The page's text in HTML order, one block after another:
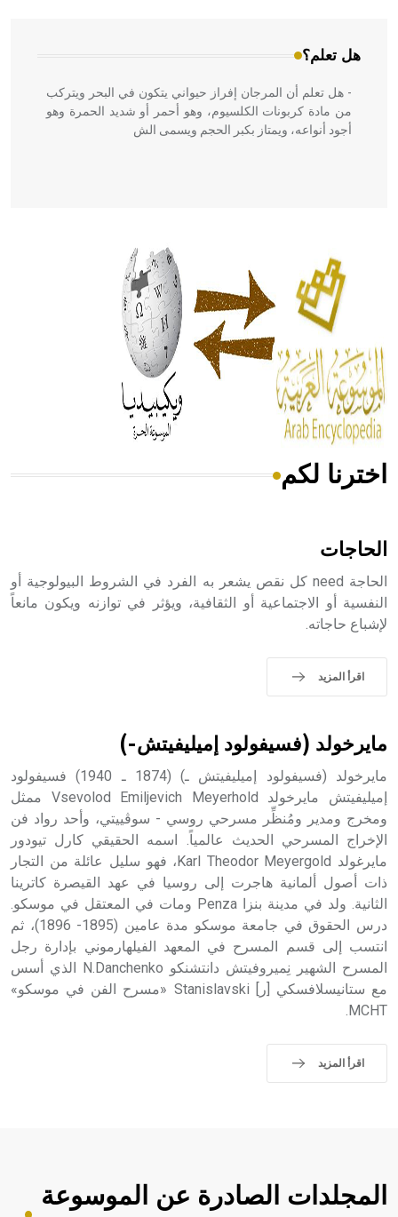
هل تعلم؟
- هل تعلم أن المرجان إفراز حيواني يتكون في البحر ويتركب
من مادة كربونات الكلسيوم، وهو أحمر أو شديد الحمرة وهو
أجود أنواعه، ويمتاز بكبر الحجم ويسمى الش
أثرياً يستخدم في العمارة عموماً وفي العمارة الدينية الخاصة
بالكنائس خصوصاً، وفي الإنكليزية أب
- هل تعلم أن أبجر Abgar اسم معروف جيداً يعود إلى عدد من
الملوك الذين حكموا مدينة إديسا (الرها) من أبجر الأول وحتى
التاسع، وهم ينتسبون إلى أسرة أوسروين
اخترنا لكم
الحاجات
الحاجة need كل نقص يشعر به الفرد في الشروط البيولوجية أو
النفسية أو الاجتماعية أو الثقافية، ويؤثر في توازنه ويكون مانعاً
لإشباع حاجاته.
اقرأ المزيد
مايرخولد (فسيفولود إميليفيتش-)
مايرخولد (فسيفولود إميليفيتش ـ) (1874 ـ 1940) فسيفولود
إميليفيتش مايرخولد Vsevolod Emiljevich Meyerhold ممثل
ومخرج ومدير ومُنظِّر مسرحي روسي - سوڤييتي، وأحد رواد فن
الإخراج المسرحي الحديث عالمياً. اسمه الحقيقي كارل تيودور
مايرغولد Karl Theodor Meyergold، فهو سليل عائلة من التجار
ذات أصول ألمانية هاجرت إلى روسيا في عهد القيصرة كاترينا
الثانية. ولد في مدينة بنزا Penza ومات في المعتقل في موسكو.
درس الحقوق في جامعة موسكو مدة عامين (1895- 1896)، ثم
انتسب إلى قسم المسرح في المعهد الفيلهارموني بإدارة رجل
المسرح الشهير نِميروفيتش دانتشنكو N.Danchenko الذي أسس
مع ستانيسلافسكي [ر] Stanislavski «مسرح الفن في موسكو»
MCHT.
اقرأ المزيد
المجلدات الصادرة عن الموسوعة